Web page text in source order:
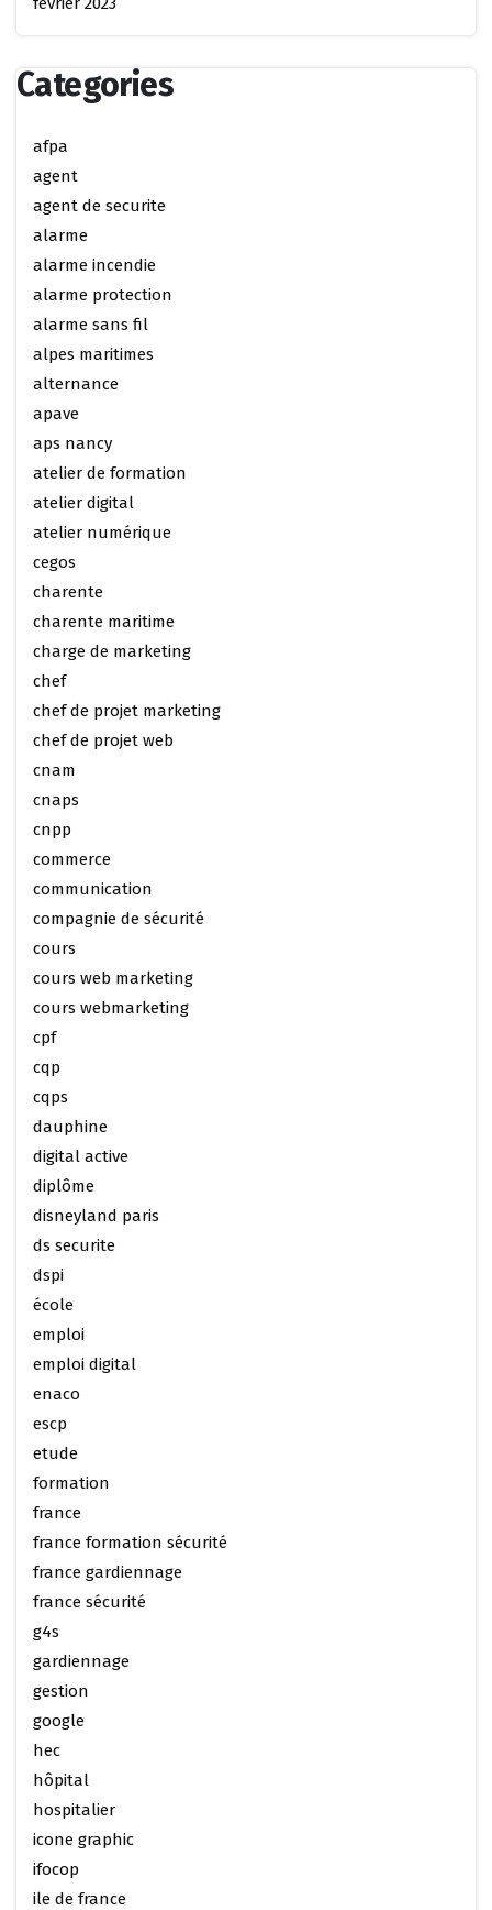
Categories
afpa
agent
agent de securite
alarme
alarme incendie
alarme protection
alarme sans fil
alpes maritimes
alternance
apave
aps nancy
atelier de formation
atelier digital
atelier numérique
cegos
charente
charente maritime
charge de marketing
chef
chef de projet marketing
chef de projet web
cnam
cnaps
cnpp
commerce
communication
compagnie de sécurité
cours
cours web marketing
cours webmarketing
cpf
cqp
cqps
dauphine
digital active
diplôme
disneyland paris
ds securite
dspi
école
emploi
emploi digital
enaco
escp
etude
formation
france
france formation sécurité
france gardiennage
france sécurité
g4s
gardiennage
gestion
google
hec
hôpital
hospitalier
icone graphic
ifocop
ile de france